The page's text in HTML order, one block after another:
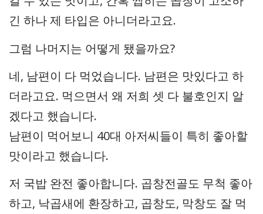
긴 하나 제 타입은 아니더라고요.
그럼 나머지는 어떻게 됐을까요?
네, 남편이 다 먹었습니다. 남편은 맛있다고 하
더라고요. 먹으면서 왜 저희 셋 다 불호인지 알
겠다고 했습니다.
남편이 먹어보니 40대 아저씨들이 특히 좋아할
맛이라고 했습니다.
저 국밥 완전 좋아합니다. 곱창전골도 무척 좋아
하고, 낙곱새에 환장하고, 곱창도, 막창도 잘 먹